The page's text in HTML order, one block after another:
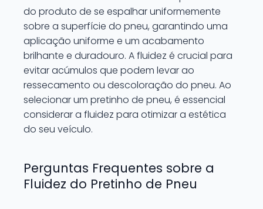
do produto de se espalhar uniformemente
sobre a superfície do pneu, garantindo uma
aplicação uniforme e um acabamento
brilhante e duradouro. A fluidez é crucial para
evitar acúmulos que podem levar ao
ressecamento ou descoloração do pneu. Ao
selecionar um pretinho de pneu, é essencial
considerar a fluidez para otimizar a estética
do seu veículo.
Perguntas Frequentes sobre a
Fluidez do Pretinho de Pneu